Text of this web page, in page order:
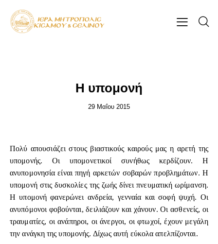
Η υπομονή
29 Μαΐου 2015
Πολύ απουσιάζει στους βιαστικούς καιρούς μας η αρετή της
υπομονής. Οι υπομονετικοί συνήθως κερδίζουν. Η
ανυπομονησία είναι πηγή αρκετών σοβαρών προβλημάτων. Η
υπομονή στις δυσκολίες της ζωής δίνει πνευματική ωρίμανση.
Η υπομονή φανερώνει ανδρεία, γενναία και σοφή ψυχή. Οι
ανυπόμονοι φοβούνται, δειλιάζουν και χάνουν. Οι ασθενείς, οι
τραυματίες, οι ανάπηροι, οι άνεργοι, οι φτωχοί, έχουν μεγάλη
την ανάγκη της υπομονής. Δίχως αυτή εύκολα απελπίζονται.